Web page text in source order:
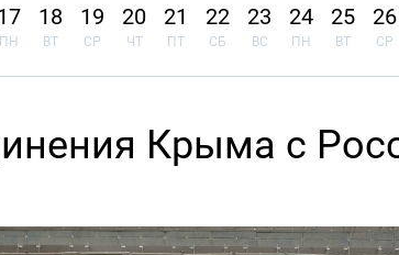
ПН
18
ВТ
19
СР
20
ЧТ
21
ПТ
22
СБ
23
ВС
24
ПН
25
ВТ
26
СР
Крыма с